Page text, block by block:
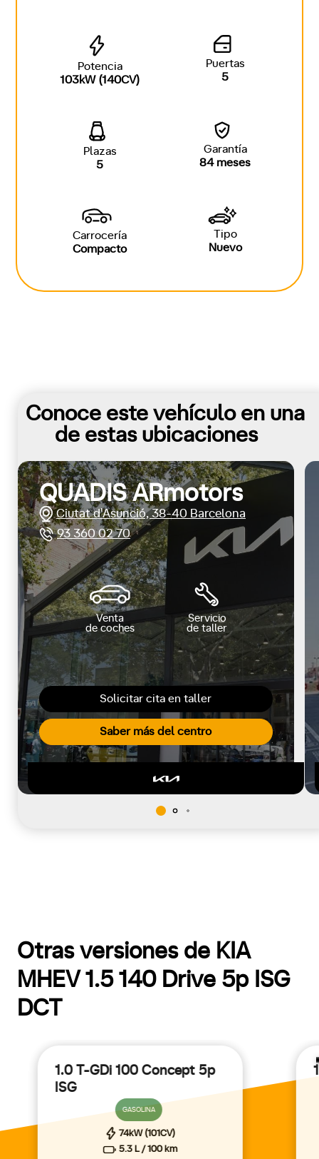
Potencia
103kW (140CV)
Puertas
5
Plazas
5
Garantía
84 meses
Carrocería
Compacto
Tipo
Nuevo
Conoce este vehículo en una
de estas ubicaciones
Solicitar cita en taller
Saber más del centro
QUADIS ARmotors
Ciutat d'Asunció, 38-40 Barcelona
93 360 02 70
Venta
de coches
Servicio
de taller
Otras versiones de KIA
MHEV 1.5 140 Drive 5p ISG
DCT
1.0 T-GDi 100 Concept 5p
ISG
GASOLINA
74kW (101CV)
5.3 L / 100 km